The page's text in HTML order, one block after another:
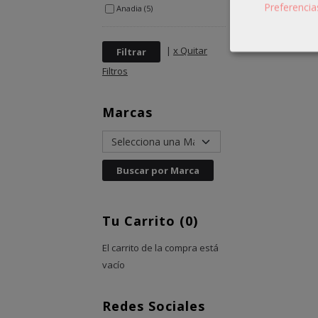
Anadia (5)
| x Quitar
Filtros
Marcas
Tu Carrito (0)
El carrito de la compra está
vacío
Redes Sociales